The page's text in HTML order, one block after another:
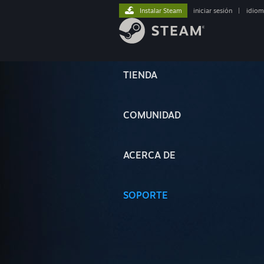
TIENDA
COMUNIDAD
ACERCA DE
SOPORTE
Instalar Steam iniciar sesión